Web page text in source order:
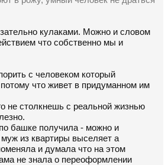
кулаками. Можно и словом
что собственно мы и
с человеком который
что живет в придуманном им
не столкнешь с реальной жизнью
башке получила - можно и
из квартиры выселяет а
и думала что на этом
не знала о переоформлении